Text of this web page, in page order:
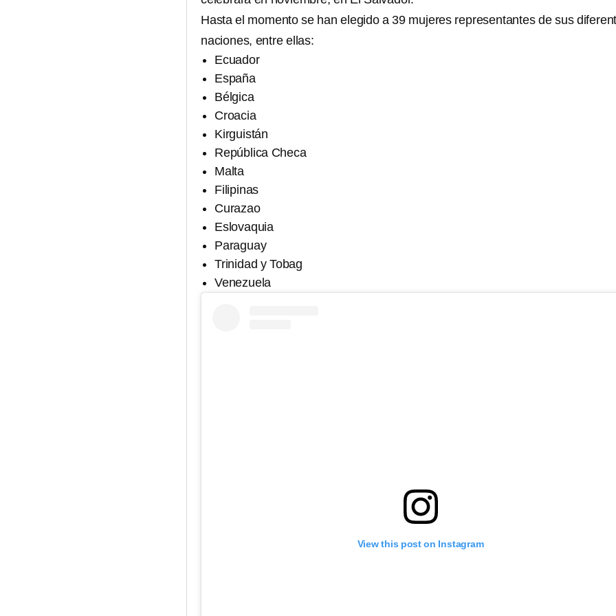
Hasta el momento se han elegido a 39 mujeres representantes de sus
naciones, entre ellas:
Ecuador
España
Bélgica
Croacia
Kirguistán
República Checa
Malta
Filipinas
Curazao
Eslovaquia
Paraguay
Trinidad y Tobag
Venezuela
View this post on Instagram